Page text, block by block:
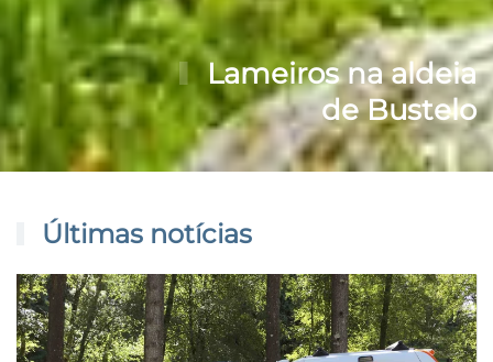
Lameiros na aldeia
de Bustelo
Últimas notícias